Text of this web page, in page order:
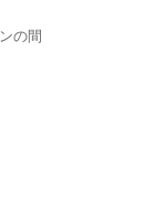
の間